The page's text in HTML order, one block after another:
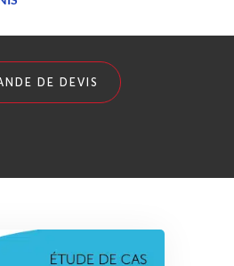
DE DEVIS